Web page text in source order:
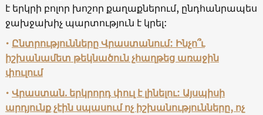
է երկրի բոլոր խոշոր քաղաքներում, ընդհանրապես
ջախջախիչ պարտություն է կրել:
• Ընտրությունները Վրաստանում: Ինչո՞ւ
իշխանամետ թեկնածուն չհաղթեց առաջին
փուլում
• Վրաստան. երկրորդ փուլ է լինելու: Այսպիսի
արդյունք չէին սպասում ոչ իշխանությունները, ոչ